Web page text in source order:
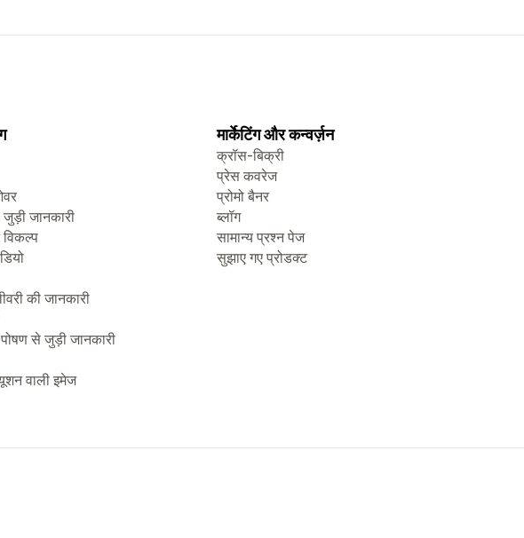
जानकारी
की जानकारी
पोषण से जुड़ी जानकारी
वाली इमेज
मार्केटिंग और कन्वर्ज़न
क्रॉस-बिक्री
प्रेस कवरेज
प्रोमो बैनर
ब्लॉग
सामान्य प्रश्न पेज
सुझाए गए प्रोडक्ट